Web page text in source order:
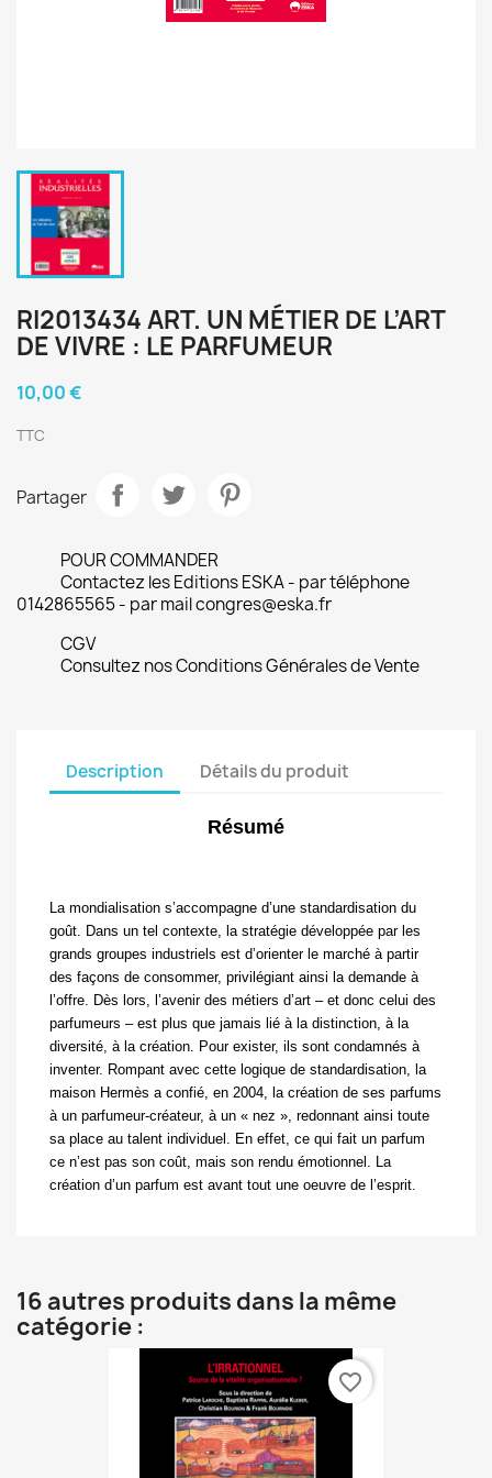
RI2013434 ART. UN MÉTIER DE L’ART
DE VIVRE : LE PARFUMEUR
10,00 €
TTC
Partager
POUR COMMANDER
Contactez les Editions ESKA - par téléphone
0142865565 - par mail congres@eska.fr
CGV
Consultez nos Conditions Générales de Vente
Description Détails du produit
Résumé
La mondialisation s’accompagne d’une standardisation du
goût. Dans un tel contexte, la stratégie développée par les
grands groupes industriels est d’orienter le marché à partir
des façons de consommer, privilégiant ainsi la demande à
l’offre. Dès lors, l’avenir des métiers d’art – et donc celui des
parfumeurs – est plus que jamais lié à la distinction, à la
diversité, à la création. Pour exister, ils sont condamnés à
inventer. Rompant avec cette logique de standardisation, la
maison Hermès a confié, en 2004, la création de ses parfums
à un parfumeur-créateur, à un « nez », redonnant ainsi toute
sa place au talent individuel. En effet, ce qui fait un parfum
ce n’est pas son coût, mais son rendu émotionnel. La
création d’un parfum est avant tout une oeuvre de l’esprit.
16 autres produits dans la même
catégorie :
favorite_border